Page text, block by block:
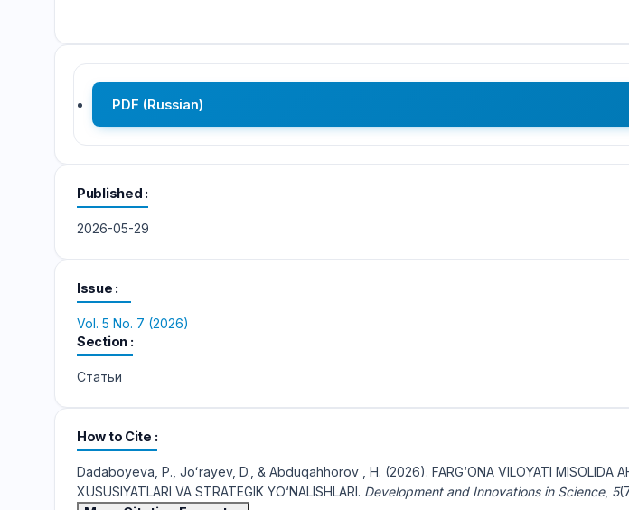
PDF (Russian)
Published
2026-05-29
Issue
Vol. 5 No. 7 (2026)
Section
Статьи
How to Cite
Dadaboyeva, P., Joʻrayev, D., & Abduqahhorov , H. (2026). FARG‘ONA VILOYATI MISOLIDA
XUSUSIYATLARI VA STRATEGIK YO‘NALISHLARI. Development and Innovations in Science, 5